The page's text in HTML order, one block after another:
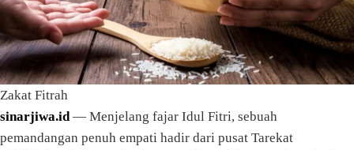
Zakat Fitrah
sinarjiwa.id — Menjelang fajar Idul Fitri, sebuah
pemandangan penuh empati hadir dari pusat Tarekat